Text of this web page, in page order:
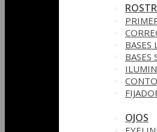
BASES
BASES
OJOS